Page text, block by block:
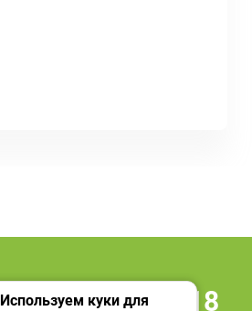
+7 495 419 18 18
Используем куки для